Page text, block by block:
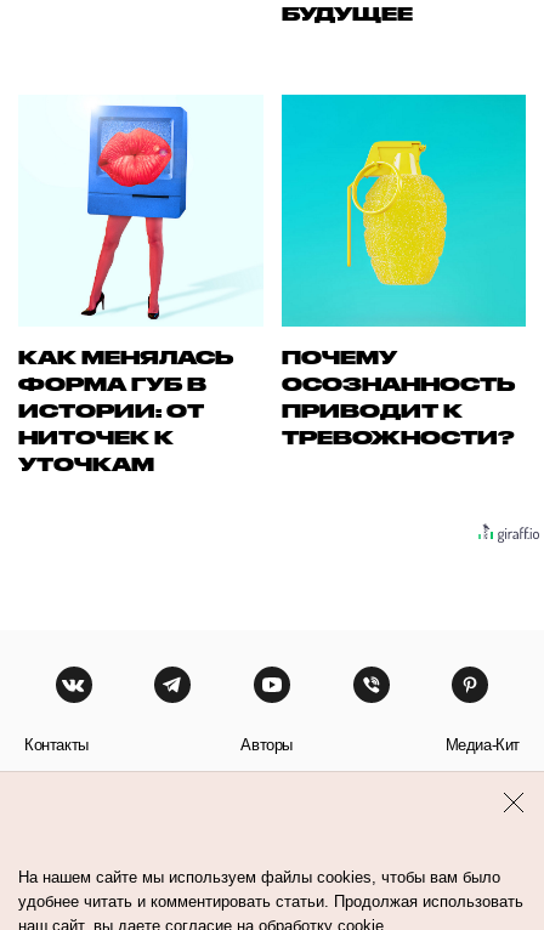
БУДУЩЕЕ
КАК МЕНЯЛАСЬ
ФОРМА ГУБ В
ИСТОРИИ: ОТ
НИТОЧЕК К
УТОЧКАМ
ПОЧЕМУ
ОСОЗНАННОСТЬ
ПРИВОДИТ К
ТРЕВОЖНОСТИ?
Контакты Авторы Медиа-Кит
На нашем сайте мы используем файлы cookies, чтобы вам было
удобнее читать и комментировать статьи. Продолжая использовать
наш сайт, вы даете согласие на обработку cookie.